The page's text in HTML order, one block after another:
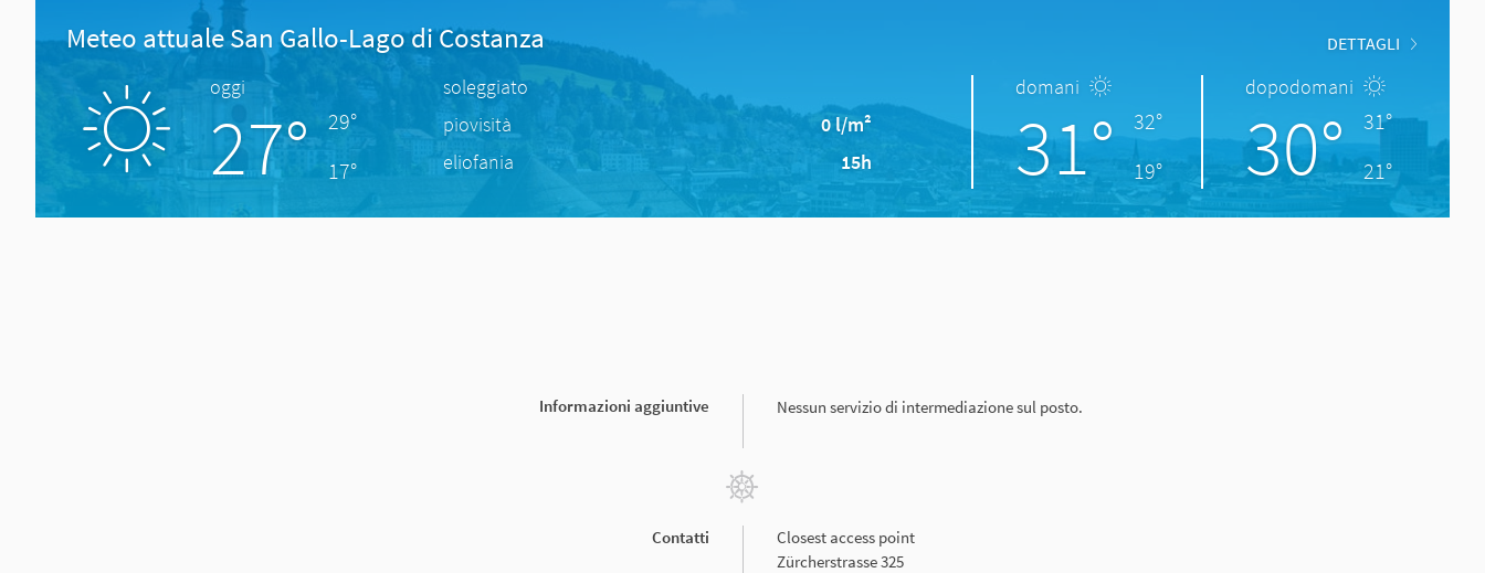
Meteo attuale San Gallo-Lago di Costanza DETTAGLI
oggi
27°
29°
17°
soleggiato
piovisità
0 l/m²
eliofania
15h
domani
31°
32°
19°
dopodomani
30°
31°
21°
Informazioni aggiuntive Nessun servizio di intermediazione sul posto.
Contatti
Closest access point
Zürcherstrasse 325